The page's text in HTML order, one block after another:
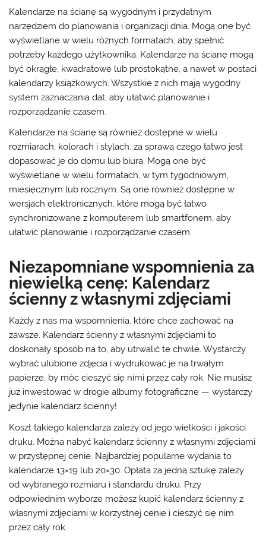
Kalendarze na ścianę są wygodnym i przydatnym
narzędziem do planowania i organizacji dnia. Mogą one być
wyświetlane w wielu różnych formatach, aby spełnić
potrzeby każdego użytkownika. Kalendarze na ścianę mogą
być okrągłe, kwadratowe lub prostokątne, a nawet w postaci
kalendarzy książkowych. Wszystkie z nich mają wygodny
system zaznaczania dat, aby ułatwić planowanie i
rozporządzanie czasem.
Kalendarze na ścianę są również dostępne w wielu
rozmiarach, kolorach i stylach, za sprawą czego łatwo jest
dopasować je do domu lub biura. Mogą one być
wyświetlane w wielu formatach, w tym tygodniowym,
miesięcznym lub rocznym. Są one również dostępne w
wersjach elektronicznych, które mogą być łatwo
synchronizowane z komputerem lub smartfonem, aby
ułatwić planowanie i rozporządzanie czasem.
Niezapomniane wspomnienia za
niewielką cenę: Kalendarz
ścienny z własnymi zdjęciami
Każdy z nas ma wspomnienia, które chce zachować na
zawsze. Kalendarz ścienny z własnymi zdjęciami to
doskonały sposób na to, aby utrwalić te chwile. Wystarczy
wybrać ulubione zdjęcia i wydrukować je na trwałym
papierze, by móc cieszyć się nimi przez cały rok. Nie musisz
już inwestować w drogie albumy fotograficzne — wystarczy
jedynie kalendarz ścienny!
Koszt takiego kalendarza zależy od jego wielkości i jakości
druku. Można nabyć kalendarz ścienny z własnymi zdjęciami
w przystępnej cenie. Najbardziej popularne wydania to
kalendarze 13×19 lub 20×30. Opłata za jedną sztukę zależy
od wybranego rozmiaru i standardu druku. Przy
odpowiednim wyborze możesz kupić kalendarz ścienny z
własnymi zdjęciami w korzystnej cenie i cieszyć się nim
przez cały rok.